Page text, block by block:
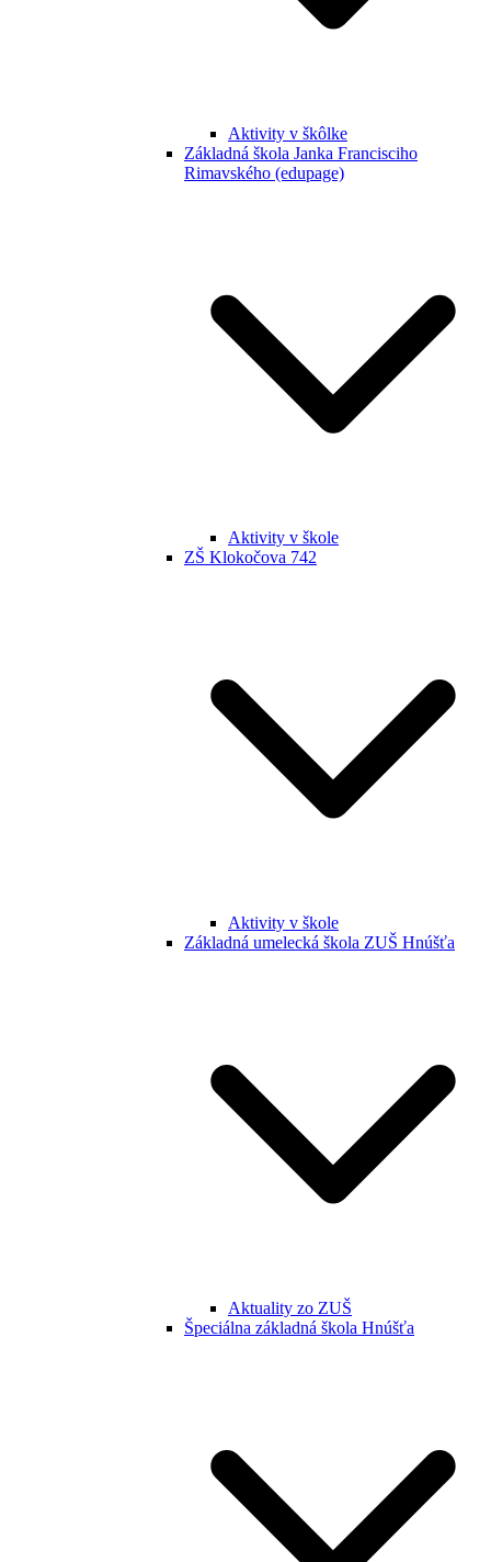
Aktivity v škôlke
Základná škola Janka Francisciho
Rimavského (edupage)
Aktivity v škole
ZŠ Klokočova 742
Aktivity v škole
Základná umelecká škola ZUŠ Hnúšťa
Aktuality zo ZUŠ
Špeciálna základná škola Hnúšťa